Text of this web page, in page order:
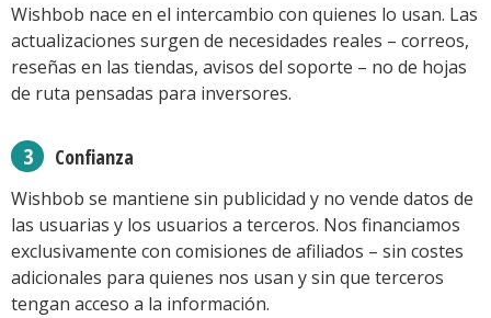
Wishbob nace en el intercambio con quienes lo usan. Las
actualizaciones surgen de necesidades reales – correos,
reseñas en las tiendas, avisos del soporte – no de hojas
de ruta pensadas para inversores.
Confianza
Wishbob se mantiene sin publicidad y no vende datos de
las usuarias y los usuarios a terceros. Nos financiamos
exclusivamente con comisiones de afiliados – sin costes
adicionales para quienes nos usan y sin que terceros
tengan acceso a la información.